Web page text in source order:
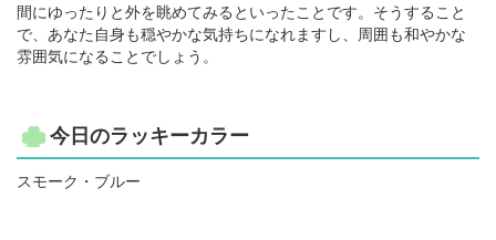
間にゆったりと外を眺めてみるといったことです。そうすること
で、あなた自身も穏やかな気持ちになれますし、周囲も和やかな
雰囲気になることでしょう。
今日のラッキーカラー
スモーク・ブルー